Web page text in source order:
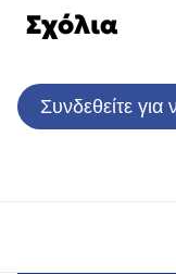
Σχόλια
Συνδεθείτε για